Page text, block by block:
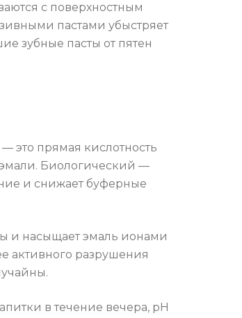
с поверхностным
пастами убыстряет
зубные пасты от пятен
это прямая кислотность
эмали. Биологический —
и снижает буферные
и насыщает эмаль ионами
активного разрушения
в течение вечера, pH